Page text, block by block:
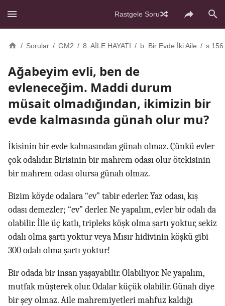
Rastgele Soru
/ Sorular / GM2 / 8. AİLE HAYATI / b. Bir Evde İki Aile / s.156
Ağabeyim evli, ben de
evleneceğim. Maddi durum
müsait olmadığından, ikimizin bir
evde kalmasında günah olur mu?
İkisinin bir evde kalmasından günah olmaz. Çünkü evler
çok odalıdır. Birisinin bir mahrem odası olur ötekisinin
bir mahrem odası olursa günah olmaz.
Bizim köyde odalara “ev” tabir ederler. Yaz odası, kış
odası demezler; “ev” derler. Ne yapalım, evler bir odalı da
olabilir. İlle üç katlı, tripleks köşk olma şartı yoktur, sekiz
odalı olma şartı yoktur veya Mısır hidivinin köşkü gibi
300 odalı olma şartı yoktur!
Bir odada bir insan yaşayabilir. Olabiliyor. Ne yapalım,
mutfak müşterek olur. Odalar küçük olabilir. Günah diye
bir şey olmaz. Aile mahremiyetleri mahfuz kaldığı